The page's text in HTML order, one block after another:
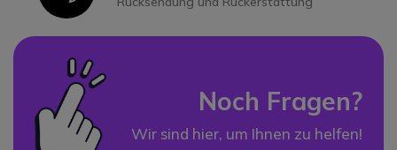
Noch Fragen?
Wir sind hier, um Ihnen zu helfen!